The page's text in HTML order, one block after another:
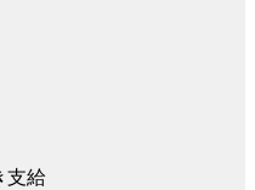
支給